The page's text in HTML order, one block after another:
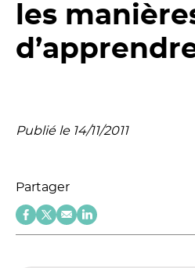
les
Publié le 14/11/2011
Partager